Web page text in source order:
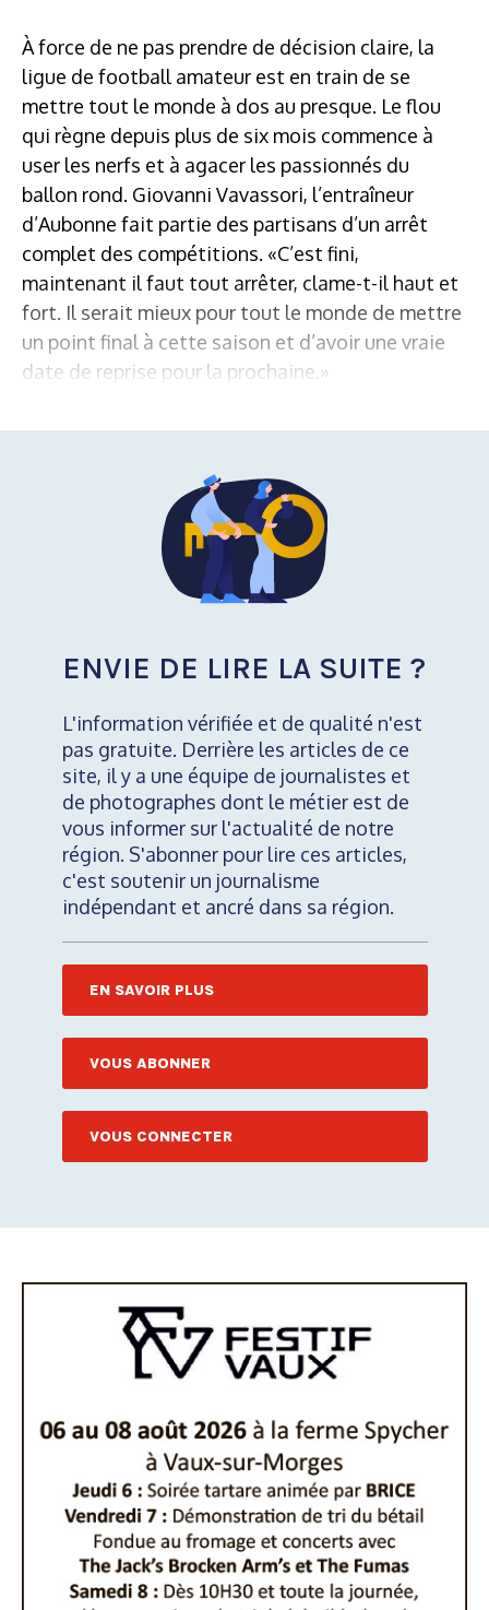
À force de ne pas prendre de décision claire, la
ligue de football amateur est en train de se
mettre tout le monde à dos au presque. Le flou
qui règne depuis plus de six mois commence à
user les nerfs et à agacer les passionnés du
ballon rond. Giovanni Vavassori, l’entraîneur
d’Aubonne fait partie des partisans d’un arrêt
complet des compétitions. «C’est fini,
maintenant il faut tout arrêter, clame-t-il haut et
fort. Il serait mieux pour tout le monde de mettre
un point final à cette saison et d’avoir une vraie
date de reprise pour la prochaine.»
ENVIE DE LIRE LA SUITE ?
L'information vérifiée et de qualité n'est
pas gratuite. Derrière les articles de ce
site, il y a une équipe de journalistes et
de photographes dont le métier est de
vous informer sur l'actualité de notre
région. S'abonner pour lire ces articles,
c'est soutenir un journalisme
indépendant et ancré dans sa région.
EN SAVOIR PLUS
VOUS ABONNER
VOUS CONNECTER